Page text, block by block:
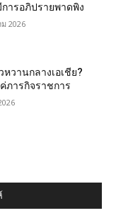
ารอภิปรายพาดพิง
2026
วานกลางเอเชีย?
ภารกิจราชการ